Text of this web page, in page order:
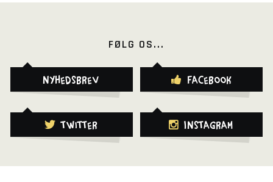
FØLG OS...
Nyhedsbrev Facebook
Twitter Instagram